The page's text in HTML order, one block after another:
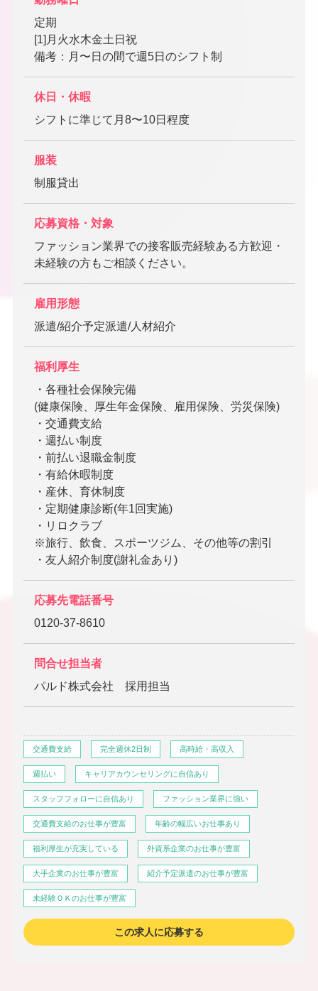
定期
[1]月火水木金土日祝
備考：月〜日の間で週5日のシフト制
休日・休暇
シフトに準じて月8〜10日程度
服装
制服貸出
応募資格・対象
ファッション業界での接客販売経験ある方歓迎・
未経験の方もご相談ください。
雇用形態
派遣/紹介予定派遣/人材紹介
福利厚生
・各種社会保険完備
(健康保険、厚生年金保険、雇用保険、労災保険)
・交通費支給
・週払い制度
・前払い退職金制度
・有給休暇制度
・産休、育休制度
・定期健康診断(年1回実施)
・リロクラブ
※旅行、飲食、スポーツジム、その他等の割引
・友人紹介制度(謝礼金あり)
応募先電話番号
0120-37-8610
問合せ担当者
パルド株式会社 採用担当
交通費支給 完全週休2日制 高時給・高収入
週払い キャリアカウンセリングに自信あり
スタッフフォローに自信あり ファッション業界に強い
交通費支給のお仕事が豊富 年齢の幅広いお仕事あり
福利厚生が充実している 外資系企業のお仕事が豊富
大手企業のお仕事が豊富 紹介予定派遣のお仕事が豊富
未経験ＯＫのお仕事が豊富
この求人に応募する